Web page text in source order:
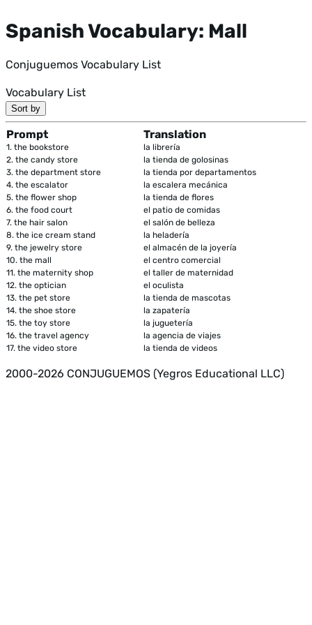
Spanish Vocabulary: Mall
Conjuguemos Vocabulary List
Vocabulary List
Sort by
Prompt Translation
1. the bookstore
la librería
2. the candy store
la tienda de golosinas
3. the department store
la tienda por departamentos
4. the escalator
la escalera mecánica
5. the flower shop
la tienda de flores
6. the food court
el patio de comidas
7. the hair salon
el salón de belleza
8. the ice cream stand
la heladería
9. the jewelry store
el almacén de la joyería
10. the mall
el centro comercial
11. the maternity shop
el taller de maternidad
12. the optician
el oculista
13. the pet store
la tienda de mascotas
14. the shoe store
la zapatería
15. the toy store
la juguetería
16. the travel agency
la agencia de viajes
17. the video store la tienda de videos
2000-2026 CONJUGUEMOS (Yegros Educational LLC)